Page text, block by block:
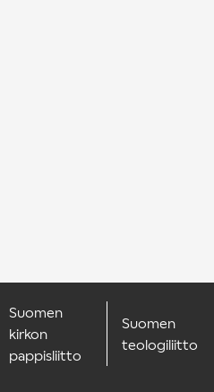
Suomen
kirkon
pappisliitto
Suomen
teologiliitto